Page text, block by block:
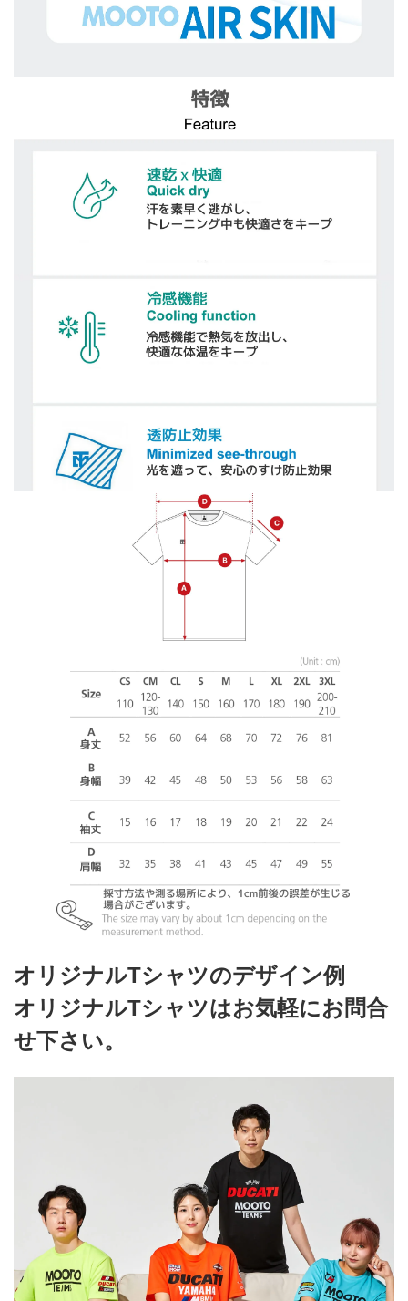
オリジナルTシャツのデザイン例
オリジナルTシャツはお気軽にお問合
せ下さい。